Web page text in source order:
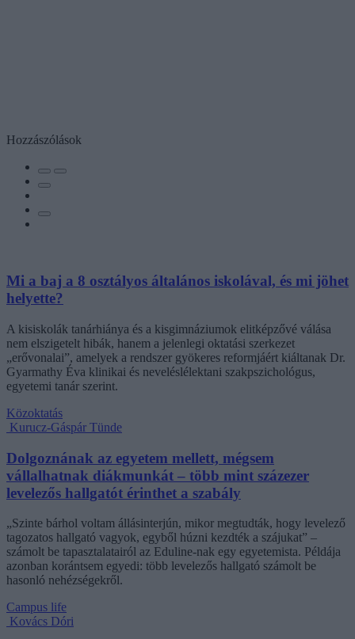
Hozzászólások
Mi a baj a 8 osztályos általános iskolával, és mi jöhet
helyette?
A kisiskolák tanárhiánya és a kisgimnáziumok elitképzővé válása
nem elszigetelt hibák, hanem a jelenlegi oktatási szerkezet
„erővonalai”, amelyek a rendszer gyökeres reformjáért kiáltanak Dr.
Gyarmathy Éva klinikai és neveléslélektani szakpszichológus,
egyetemi tanár szerint.
Közoktatás
Kurucz-Gáspár Tünde
Dolgoznának az egyetem mellett, mégsem
vállalhatnak diákmunkát – több mint százezer
levelezős hallgatót érinthet a szabály
„Szinte bárhol voltam állásinterjún, mikor megtudták, hogy levelező
tagozatos hallgató vagyok, egyből húzni kezdték a szájukat” –
számolt be tapasztalatairól az Eduline-nak egy egyetemista. Példája
azonban korántsem egyedi: több levelezős hallgató számolt be
hasonló nehézségekről.
Campus life
Kovács Dóri